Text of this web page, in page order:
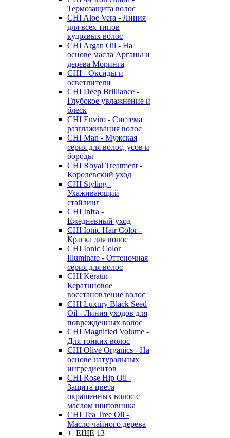
Термозащита волос
CHI Aloe Vera - Линия
для всех типов
кудрявых волос
CHI Argan Oil - На
основе масла Арганы и
дерева Моринга
CHI - Оксиды и
осветлители
CHI Deep Brilliance -
Глубокое увлажнение и
блеск
CHI Enviro - Система
разглаживания волос
CHI Man - Мужская
серия для волос, усов и
бороды
CHI Royal Treatment -
Королевский уход
CHI Styling -
Ухаживающий
стайлинг
CHI Infra -
Ежедневный уход
CHI Ionic Hair Color -
Краска для волос
CHI Ionic Color
Illuminate - Оттеночная
серия для волос
CHI Keratin -
Кератиновое
восстановление волос
CHI Luxury Black Seed
Oil - Линия уходов для
поврежденных волос
CHI Magnified Volume -
Для тонких волос
CHI Olive Organics - На
основе натуральных
ингредиентов
CHI Rose Hip Oil -
Защита цвета
окрашенных волос с
маслом шиповника
CHI Tea Tree Oil -
Масло чайного дерева
+ ЕЩЕ 13